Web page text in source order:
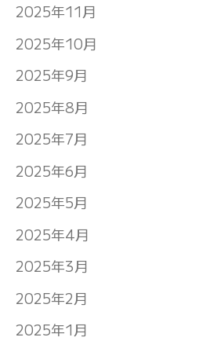
2025年11月
2025年10月
2025年9月
2025年8月
2025年7月
2025年6月
2025年5月
2025年4月
2025年3月
2025年2月
2025年1月